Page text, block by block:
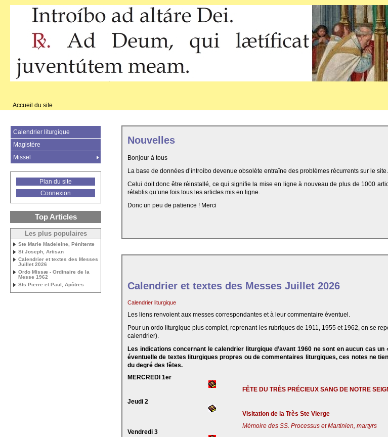
Accueil du site
Nouvelles
Bonjour à tous
La base de données d’introibo devenue obsolète entraîne des problèmes récurrents sur le site.
Celui doit donc être réinstallé, ce qui signifie la mise en ligne à nouveau de plus de 1000
rétablis qu’une fois tous les articles mis en ligne.
Donc un peu de patience ! Merci
Calendrier et textes des Messes Juillet 2026
Calendrier liturgique
Les liens renvoient aux messes correspondantes et à leur commentaire éventuel.
Pour un ordo liturgique plus complet, reprenant les rubriques de 1911, 1955 et 1962, on se
calendrier).
Les indications concernant le calendrier liturgique d’avant 1960 ne sont en aucun cas
éventuelle de textes liturgiques propres ou de commentaires liturgiques, ces notes ne
du degré des fêtes.
MERCREDI 1er
FÊTE DU TRÈS PRÉCIEUX SANG DE NOTRE
Jeudi 2
Visitation de la Très Ste Vierge
Mémoire des SS. Processus et Martinien, martyrs
Vendredi 3
Calendrier liturgique
Magistère
Missel
Plan du site
Connexion
Top Articles
Les plus populaires
Ste Marie Madeleine, Pénitente
St Joseph, Artisan
Calendrier et textes des Messes
Juillet 2026
Ordo Missæ - Ordinaire de la
Messe 1962
Sts Pierre et Paul, Apôtres